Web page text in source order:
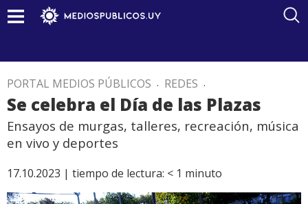
PORTAL MEDIOS PÚBLICOS . REDES .
Se celebra el Día de las Plazas
Ensayos de murgas, talleres, recreación, música
en vivo y deportes
17.10.2023 | tiempo de lectura: < 1 minuto